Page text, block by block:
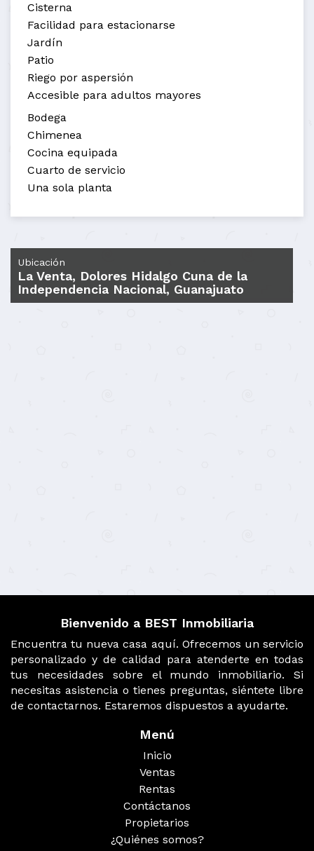
Cisterna
Facilidad para estacionarse
Jardín
Patio
Riego por aspersión
Accesible para adultos mayores
Bodega
Chimenea
Cocina equipada
Cuarto de servicio
Una sola planta
Ubicación
La Venta, Dolores Hidalgo Cuna de la
Independencia Nacional, Guanajuato
Bienvenido a BEST Inmobiliaria
Encuentra tu nueva casa aquí. Ofrecemos un servicio
personalizado y de calidad para atenderte en todas
tus necesidades sobre el mundo inmobiliario. Si
necesitas asistencia o tienes preguntas, siéntete libre
de contactarnos. Estaremos dispuestos a ayudarte.
Menú
Inicio
Ventas
Rentas
Contáctanos
Propietarios
¿Quiénes somos?